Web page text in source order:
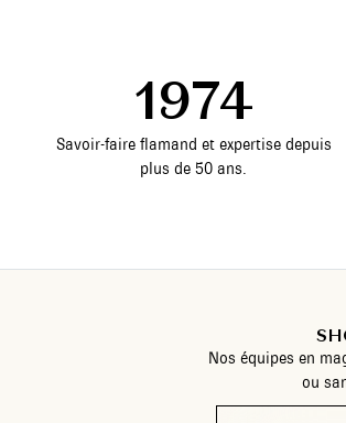
1974
Savoir-faire flamand et expertise depuis
plus de 50 ans.
Nos équipes en
ou